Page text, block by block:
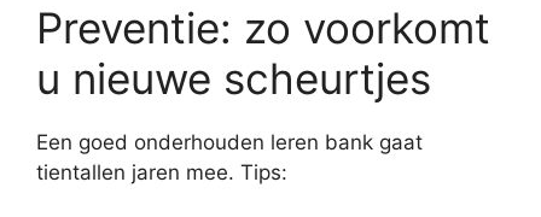
Preventie: zo voorkomt
u nieuwe scheurtjes
Een goed onderhouden leren bank gaat
tientallen jaren mee. Tips: